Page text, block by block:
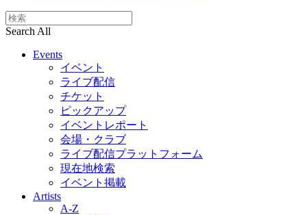
Search All
Events
イベント
ライブ配信
チケット
ピックアップ
イベントレポート
会場・クラブ
ライブ配信プラットフォーム
現在地検索
イベント掲載
Artists
A-Z